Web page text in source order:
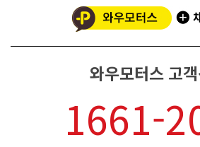
와우모터스 고
1661-